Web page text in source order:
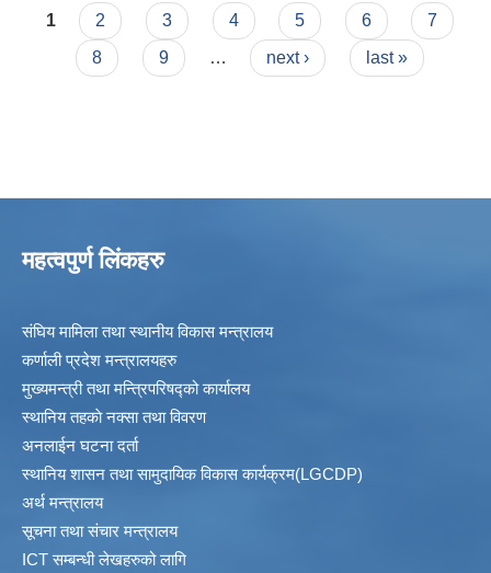
Pages
1 2 3 4 5 6
7
8
9 … next › last »
महत्वपुर्ण लिंकहरु
संघिय मामिला तथा स्थानीय विकास मन्त्रालय
कर्णाली प्रदेश मन्त्रालयहरु
मुख्यमन्त्री तथा मन्त्रिपरिषद्को कार्यालय
स्थानिय तहकाे नक्सा तथा विवरण
अनलाईन घटना दर्ता
स्थानिय शासन तथा सामुदायिक विकास कार्यक्रम(LGCDP)
अर्थ मन्त्रालय
सूचना तथा संचार मन्त्रालय
ICT सम्बन्धी लेखहरुको लागि